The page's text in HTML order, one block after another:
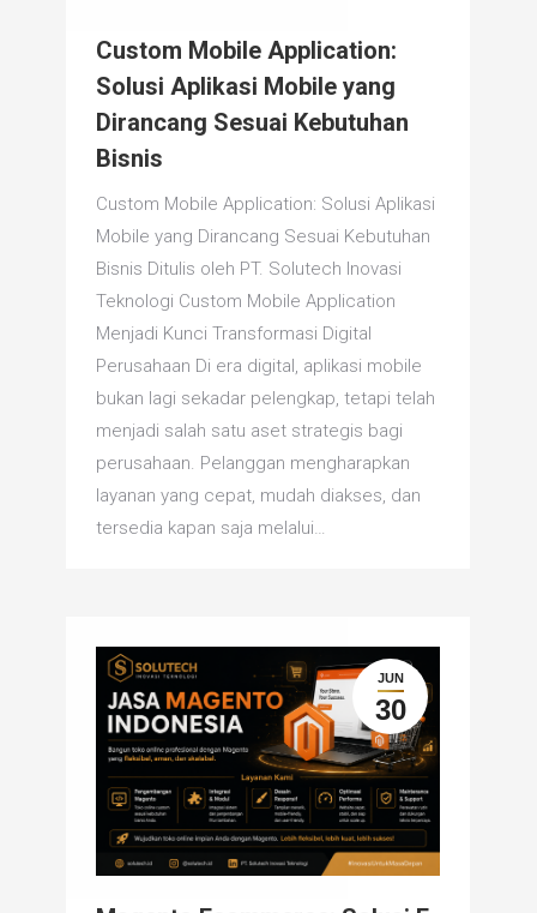
Custom Mobile Application:
Solusi Aplikasi Mobile yang
Dirancang Sesuai Kebutuhan
Bisnis
Custom Mobile Application: Solusi Aplikasi
Mobile yang Dirancang Sesuai Kebutuhan
Bisnis Ditulis oleh PT. Solutech Inovasi
Teknologi Custom Mobile Application
Menjadi Kunci Transformasi Digital
Perusahaan Di era digital, aplikasi mobile
bukan lagi sekadar pelengkap, tetapi telah
menjadi salah satu aset strategis bagi
perusahaan. Pelanggan mengharapkan
layanan yang cepat, mudah diakses, dan
tersedia kapan saja melalui…
JUN
30